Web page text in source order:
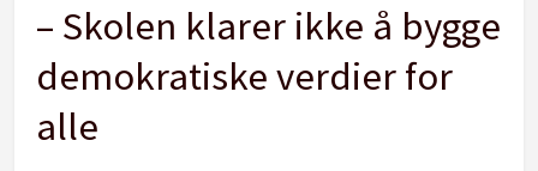
– Skolen klarer ikke å bygge
demokratiske verdier for
alle